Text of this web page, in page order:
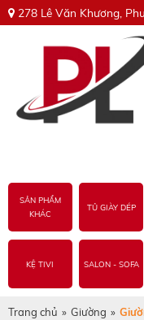
278 Lê Văn Khương,
SẢN PHẨM
KHÁC
TỦ GIÀY DÉP
KỆ TIVI SALON - SOFA
Trang chủ » Giường »